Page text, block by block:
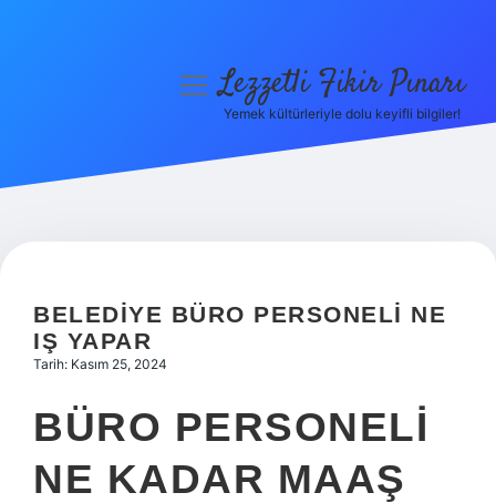
Hakkımızda
menüyüLezzetli Fikir Pınarı
Yemek kültürleriyle dolu keyifli bilgiler!
BELEDIYE BÜRO PERSONELI NE
IŞ YAPAR
Tarih: Kasım 25, 2024
BÜRO PERSONELI
NE KADAR MAAŞ